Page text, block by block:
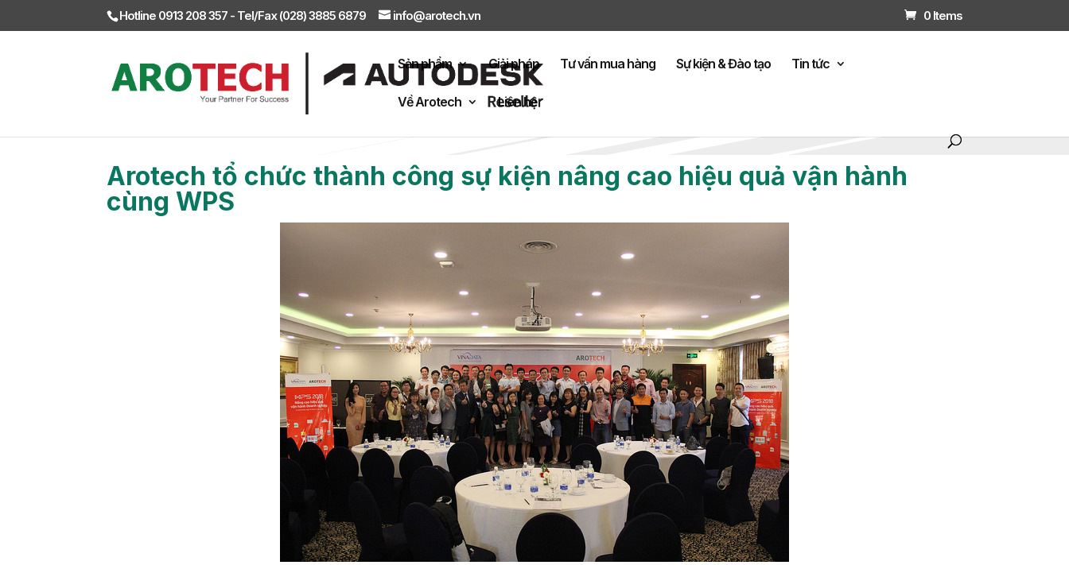
Hotline 0913 208 357 - Tel/Fax (028) 3885 6879 info@arotech.vn 0 Items
Sản phẩm Giải pháp Tư vấn mua hàng Sự kiện & Đào tạo Tin tức
Về Arotech Liên hệ
Arotech tổ chức thành công sự kiện nâng cao hiệu quả vận hành
cùng WPS